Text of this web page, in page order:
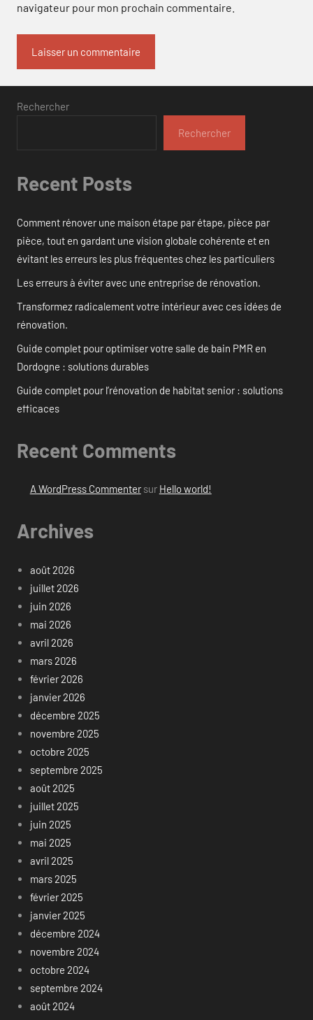
navigateur pour mon prochain commentaire.
Rechercher
Rechercher
Recent Posts
Comment rénover une maison étape par étape, pièce par
pièce, tout en gardant une vision globale cohérente et en
évitant les erreurs les plus fréquentes chez les particuliers
Les erreurs à éviter avec une entreprise de rénovation.
Transformez radicalement votre intérieur avec ces idées de
rénovation.
Guide complet pour optimiser votre salle de bain PMR en
Dordogne : solutions durables
Guide complet pour l’rénovation de habitat senior : solutions
efficaces
Recent Comments
A WordPress Commentersur Hello world!
Archives
août 2026
juillet 2026
juin 2026
mai 2026
avril 2026
mars 2026
février 2026
janvier 2026
décembre 2025
novembre 2025
octobre 2025
septembre 2025
août 2025
juillet 2025
juin 2025
mai 2025
avril 2025
mars 2025
février 2025
janvier 2025
décembre 2024
novembre 2024
octobre 2024
septembre 2024
août 2024